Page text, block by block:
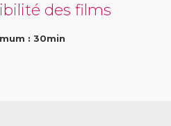
des films
: 30min